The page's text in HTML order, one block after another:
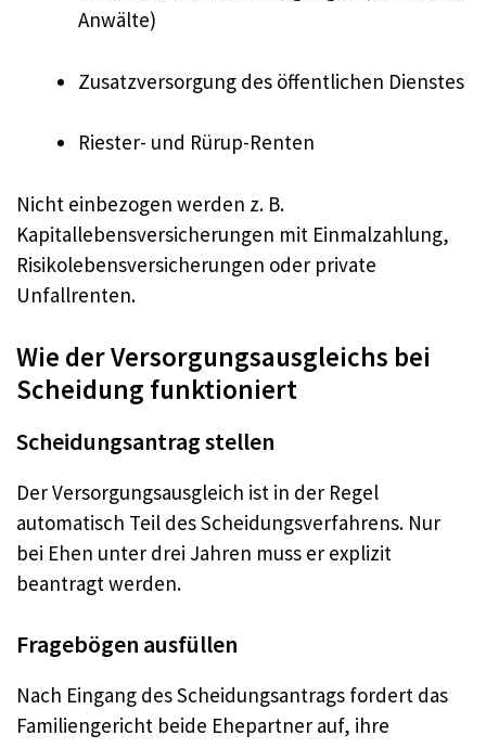
Anwälte)
Zusatzversorgung des öffentlichen Dienstes
Riester- und Rürup-Renten
Nicht einbezogen werden z. B.
Kapitallebensversicherungen mit Einmalzahlung,
Risikolebensversicherungen oder private
Unfallrenten.
Wie der Versorgungsausgleichs bei
Scheidung funktioniert
Scheidungsantrag stellen
Der Versorgungsausgleich ist in der Regel
automatisch Teil des Scheidungsverfahrens. Nur
bei Ehen unter drei Jahren muss er explizit
beantragt werden.
Fragebögen ausfüllen
Nach Eingang des Scheidungsantrags fordert das
Familiengericht beide Ehepartner auf, ihre